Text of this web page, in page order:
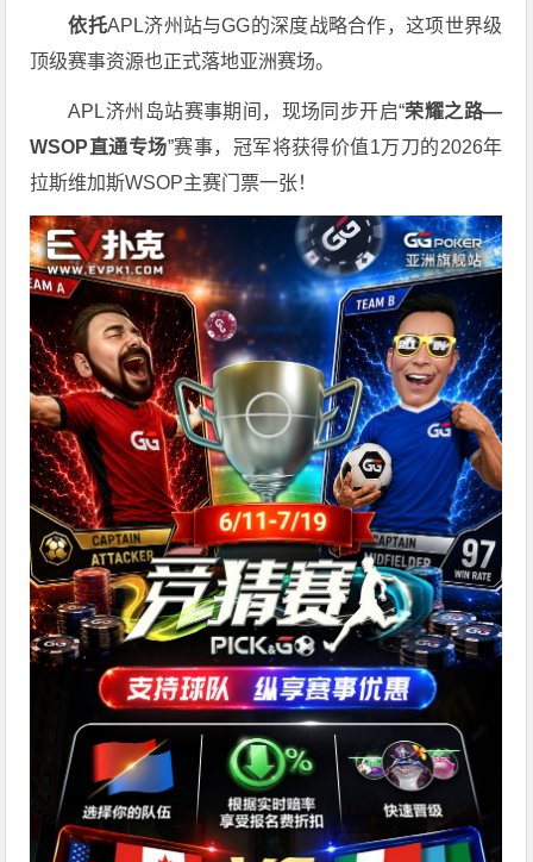
依托APL济州站与GG的深度战略合作，这项世界级
顶级赛事资源也正式落地亚洲赛场。
APL济州岛站赛事期间，现场同步开启“荣耀之路—
WSOP直通专场”赛事，冠军将获得价值1万刀的2026年
拉斯维加斯WSOP主赛门票一张！